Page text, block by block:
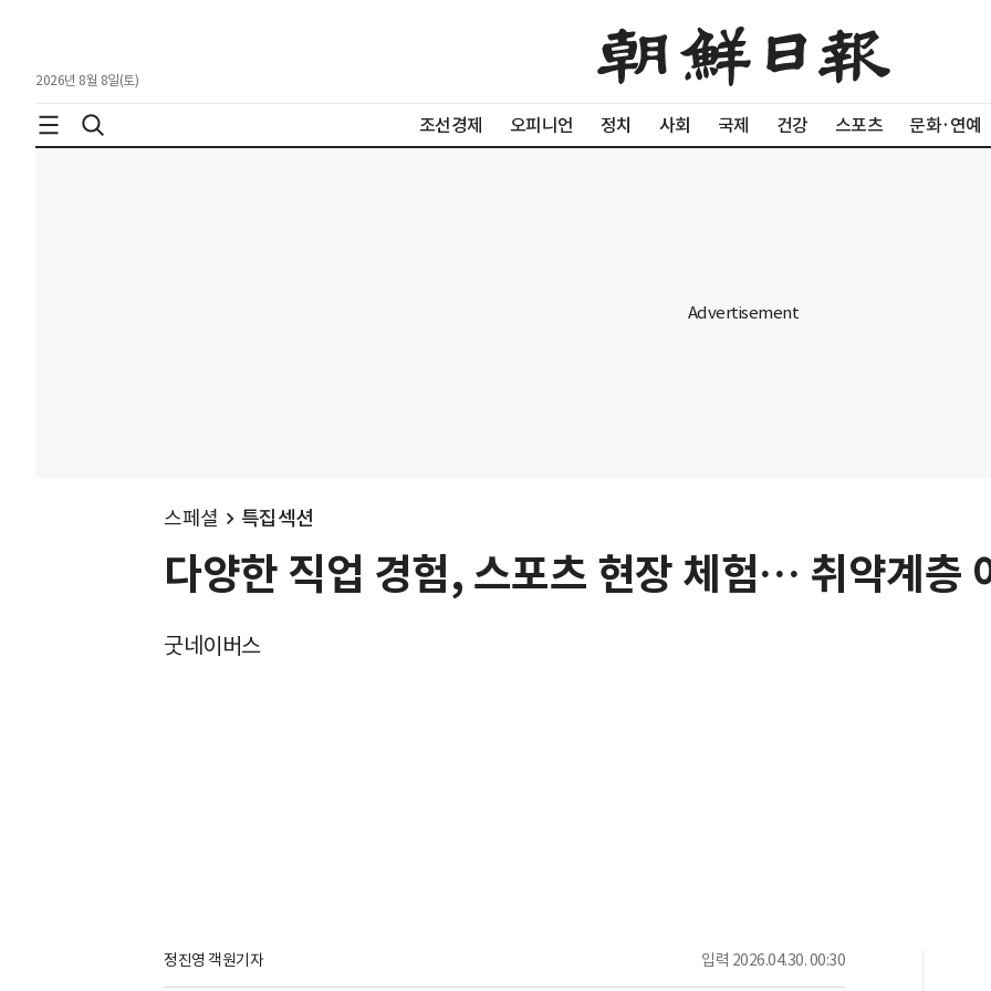
2026년 8월 8일(토)
조선경제 오피니언 정치 사회 국제 건강 스포츠 문화·연예
스페셜 특집섹션
다양한 직업 경험, 스포츠 현장 체험… 취약계층
굿네이버스
정진영 객원기자 입력 2026.04.30. 00:30